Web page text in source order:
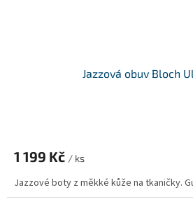
Jazzová obuv Bloch
1 199 Kč / ks
Jazzové boty z měkké kůže na tkaničky.